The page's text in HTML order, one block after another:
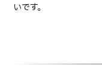
いです。